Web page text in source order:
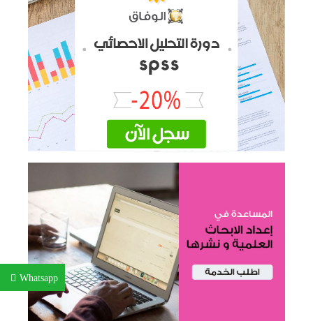
Whatsapp